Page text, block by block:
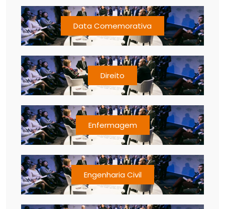
Data Comemorativa
Direito
Enfermagem
Engenharia Civil